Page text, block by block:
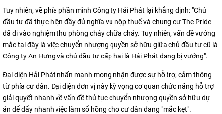
Tuy nhiên, về phía phần mình Công ty Hải Phát lại khẳng định: "Chủ
đầu tư đã thực hiện đầy đủ nghĩa vụ nộp thuế và chung cư The Pride
đã đi vào nghiệm thu phòng cháy chữa cháy. Tuy nhiên, vấn đề vướng
mắc tại đây là việc chuyển nhượng quyền sở hữu giữa chủ đầu tư cũ là
Công ty An Hưng và chủ đầu tư cấp hai là Hải Phát đang bị vướng".
Đại diện Hải Phát nhấn mạnh mong nhận được sự hỗ trợ, cảm thông
từ phía cư dân. Đại diện đơn vị này kỳ vọng cơ quan chức năng hỗ trợ
giải quyết nhanh về vấn đề thủ tục chuyển nhượng quyền sở hữu dự
án để đẩy nhanh việc làm sổ hồng cho cư dân đang "mắc kẹt".